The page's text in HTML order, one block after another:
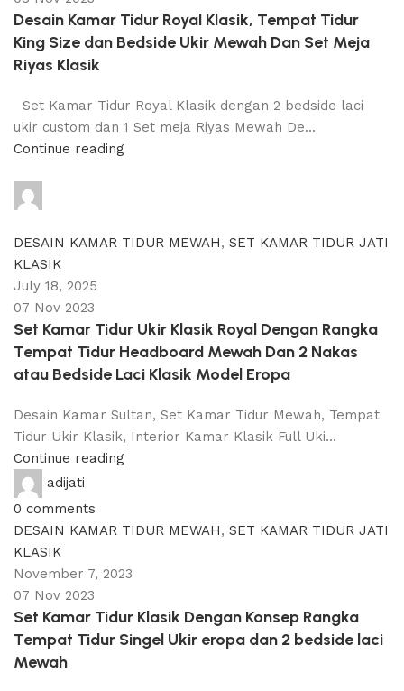
Desain Kamar Tidur Royal Klasik, Tempat Tidur
King Size dan Bedside Ukir Mewah Dan Set Meja
Riyas Klasik
Set Kamar Tidur Royal Klasik dengan 2 bedside laci
ukir custom dan 1 Set meja Riyas Mewah De...
Continue reading
DESAIN KAMAR TIDUR MEWAH, SET KAMAR TIDUR JATI
KLASIK
July 18, 2025
07 Nov 2023
Set Kamar Tidur Ukir Klasik Royal Dengan Rangka
Tempat Tidur Headboard Mewah Dan 2 Nakas
atau Bedside Laci Klasik Model Eropa
Desain Kamar Sultan, Set Kamar Tidur Mewah, Tempat
Tidur Ukir Klasik, Interior Kamar Klasik Full Uki...
Continue reading
adijati
0 comments
DESAIN KAMAR TIDUR MEWAH, SET KAMAR TIDUR JATI
KLASIK
November 7, 2023
07 Nov 2023
Set Kamar Tidur Klasik Dengan Konsep Rangka
Tempat Tidur Singel Ukir eropa dan 2 bedside laci
Mewah